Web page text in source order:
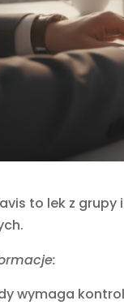
to lek z
wymaga